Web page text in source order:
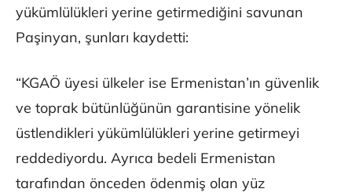
yükümlülükleri yerine getirmediğini savunan
Paşinyan, şunları kaydetti:
“KGAÖ üyesi ülkeler ise Ermenistan’ın güvenlik
ve toprak bütünlüğünün garantisine yönelik
üstlendikleri yükümlülükleri yerine getirmeyi
reddediyordu. Ayrıca bedeli Ermenistan
tarafından önceden ödenmiş olan yüz